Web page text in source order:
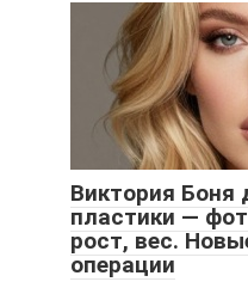
Виктория Боня
пластики —
рост, вес.
операции